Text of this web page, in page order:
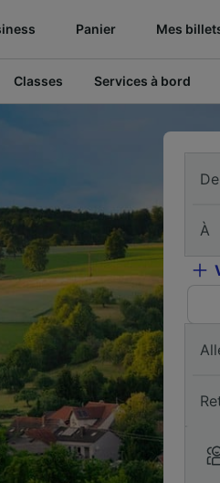
Panier Mes
Classes Services à bord
De
À